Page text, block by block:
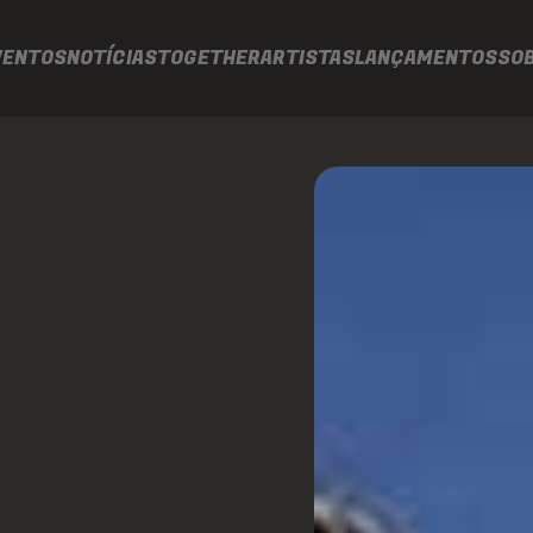
NOTÍCIASTOGETHERARTISTASLANÇAMENTOS